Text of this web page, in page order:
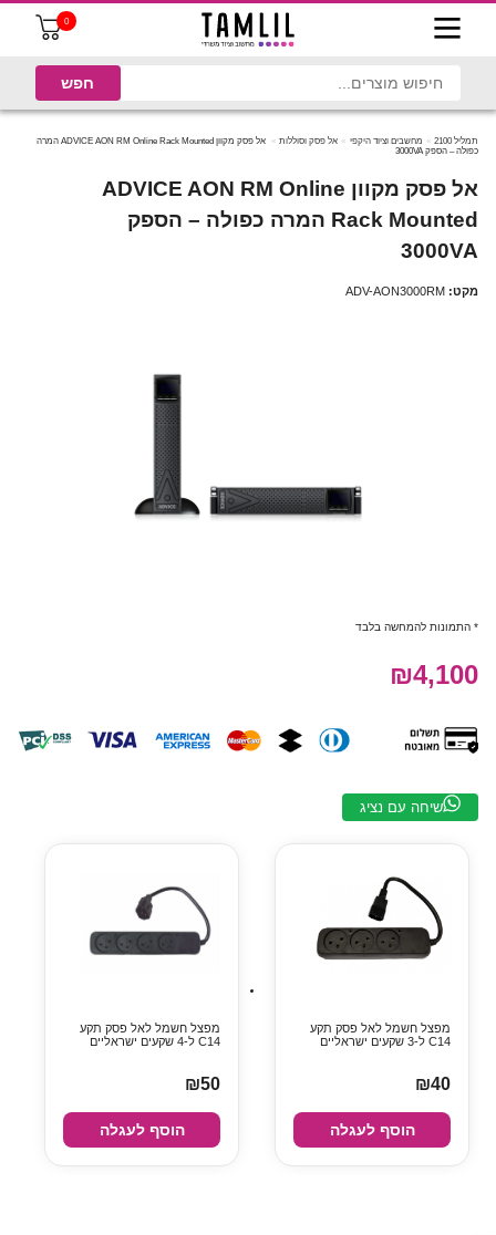
0
תמליל 2100 מחשבים וציוד היקפי אל פסק וסוללות
‏אל פסק מקוון ADVICE AON RM Online Rack Mounted המרה
כפולה – הספק 3000VA
‏אל פסק מקוון ADVICE AON RM Online
Rack Mounted המרה כפולה – הספק
3000VA
מקט: ADV-AON3000RM
* התמונות להמחשה בלבד
₪4,100
שיחה עם נציג
מפצל חשמל לאל פסק תקע
C14 ל-3 שקעים ישראליים
₪40
הוסף לעגלה
מפצל חשמל לאל פסק תקע
C14 ל-4 שקעים ישראליים
₪50
הוסף לעגלה